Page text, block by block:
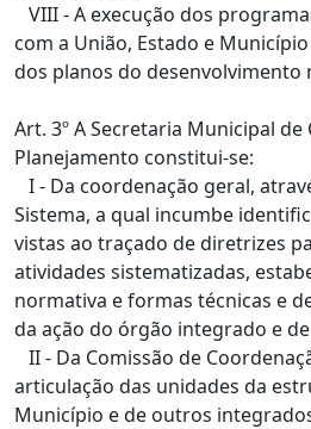
VIII - A execução dos
com a União, Estado e
dos planos do desenvolvimento
Art. 3º A Secretaria Municipal
Planejamento constitui-se:
I - Da coordenação geral,
Sistema, a qual incumbe
vistas ao traçado de diretrizes
atividades sistematizadas,
normativa e formas técnicas e
da ação do órgão integrado e
II - Da Comissão de
articulação das unidades da
Município e de outros